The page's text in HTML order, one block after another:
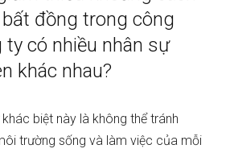
đồng trong công
ty có nhiều nhân sự
khác nhau?
biệt này là không thể tránh
trường sống và làm việc của mỗi